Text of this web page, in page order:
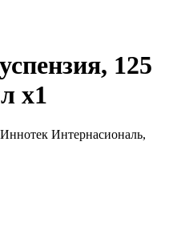
125
x1
Интернасиональ,